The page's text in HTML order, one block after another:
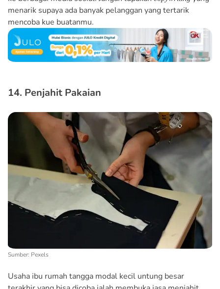
menarik supaya ada banyak pelanggan yang tertarik
mencoba kue buatanmu.
14. Penjahit Pakaian
Sumber: Pexels
Usaha ibu rumah tangga modal kecil untung besar